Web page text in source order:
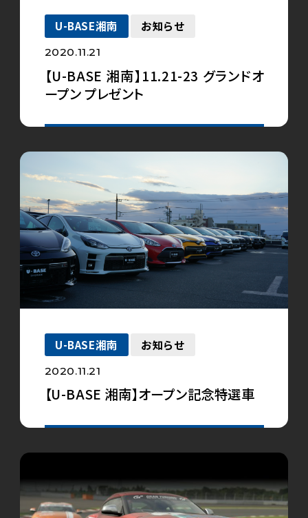
U-BASE湘南 お知らせ
2020.11.21
【U-BASE 湘南】11.21-23 グランドオ
ープン プレゼント
U-BASE湘南 お知らせ
2020.11.21
【U-BASE 湘南】オープン記念特選車